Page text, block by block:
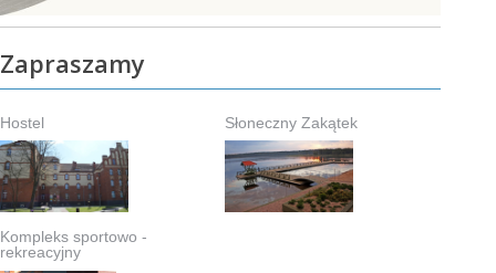
Zapraszamy
Hostel Słoneczny Zakątek
Kompleks sportowo -
rekreacyjny